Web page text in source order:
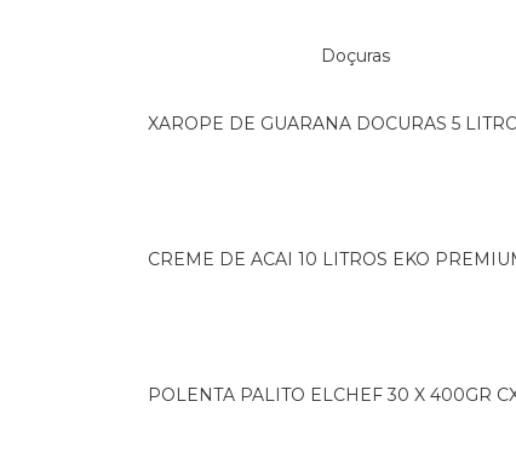
Doçuras
XAROPE DE GUARANA DOCURAS 5
CREME DE ACAI 10 LITROS EKO
POLENTA PALITO ELCHEF 30 X 400GR